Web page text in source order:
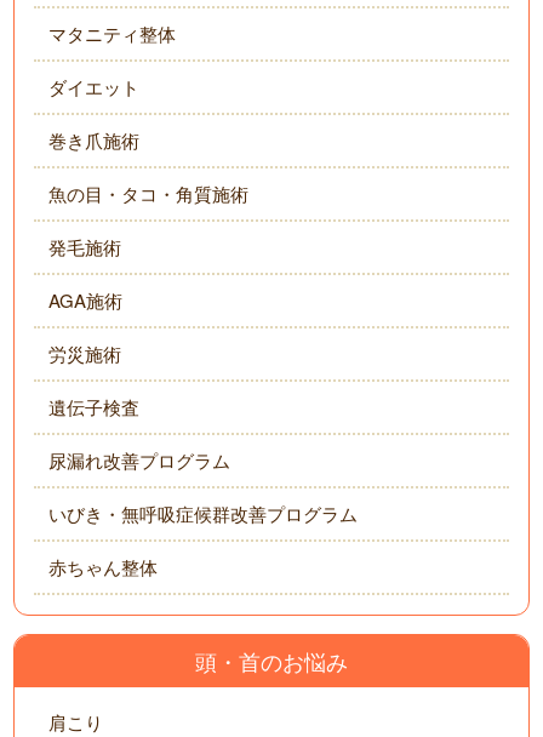
マタニティ整体
ダイエット
巻き爪施術
魚の目・タコ・角質施術
発毛施術
AGA施術
労災施術
遺伝子検査
尿漏れ改善プログラム
いびき・無呼吸症候群改善プログラム
赤ちゃん整体
頭・首のお悩み
肩こり